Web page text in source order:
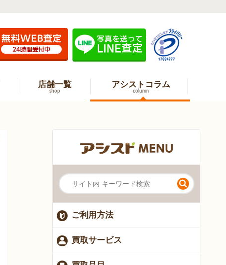
店舗一覧
shop
アシストコラム
column
ご利用方法
買取サービス